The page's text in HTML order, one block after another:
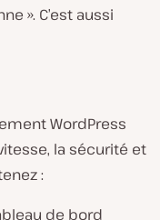
». C’est aussi
WordPress
la sécurité et
:
de bord